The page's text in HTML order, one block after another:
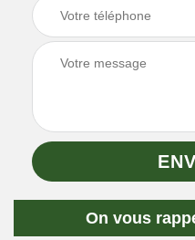
On vous